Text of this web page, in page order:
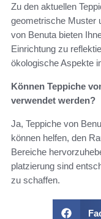
Zu den aktuellen
geometrische Muster
von Benuta bieten
Einrichtung zu
ökologische Aspekte
Können Teppiche
verwendet werden?
Ja, Teppiche von
können helfen, den
Bereiche
platzierung sind
zu schaffen.